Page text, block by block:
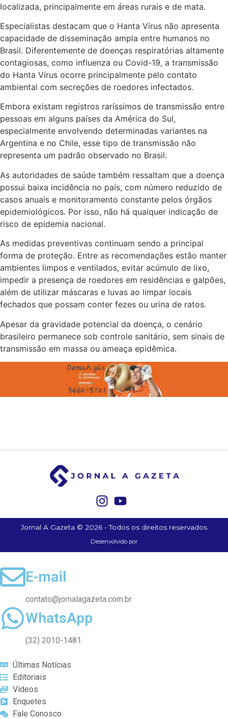
localizada, principalmente em áreas rurais e de mata.
Especialistas destacam que o Hanta Vírus não apresenta
capacidade de disseminação ampla entre humanos no
Brasil. Diferentemente de doenças respiratórias altamente
contagiosas, como influenza ou Covid-19, a transmissão
do Hanta Vírus ocorre principalmente pelo contato
ambiental com secreções de roedores infectados.
Embora existam registros raríssimos de transmissão entre
pessoas em alguns países da América do Sul,
especialmente envolvendo determinadas variantes na
Argentina e no Chile, esse tipo de transmissão não
representa um padrão observado no Brasil.
As autoridades de saúde também ressaltam que a doença
possui baixa incidência no país, com número reduzido de
casos anuais e monitoramento constante pelos órgãos
epidemiológicos. Por isso, não há qualquer indicação de
risco de epidemia nacional.
As medidas preventivas continuam sendo a principal
forma de proteção. Entre as recomendações estão manter
ambientes limpos e ventilados, evitar acúmulo de lixo,
impedir a presença de roedores em residências e galpões,
além de utilizar máscaras e luvas ao limpar locais
fechados que possam conter fezes ou urina de ratos.
Apesar da gravidade potencial da doença, o cenário
brasileiro permanece sob controle sanitário, sem sinais de
transmissão em massa ou ameaça epidêmica.
Jornal A Gazeta © 2026 - Todos os direitos reservados
Desenvolvido por
E-mail
contato@jornalagazeta.com.br
WhatsApp
(32) 2010-1481
Últimas Notícias
Editoriais
Vídeos
Enquetes
Fale Conosco